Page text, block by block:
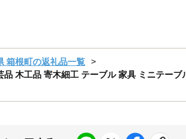
箱根町の返礼品一覧
工品 寄木細工 テーブル 家具 ミニテーブ